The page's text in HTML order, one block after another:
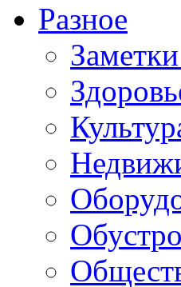
Разное